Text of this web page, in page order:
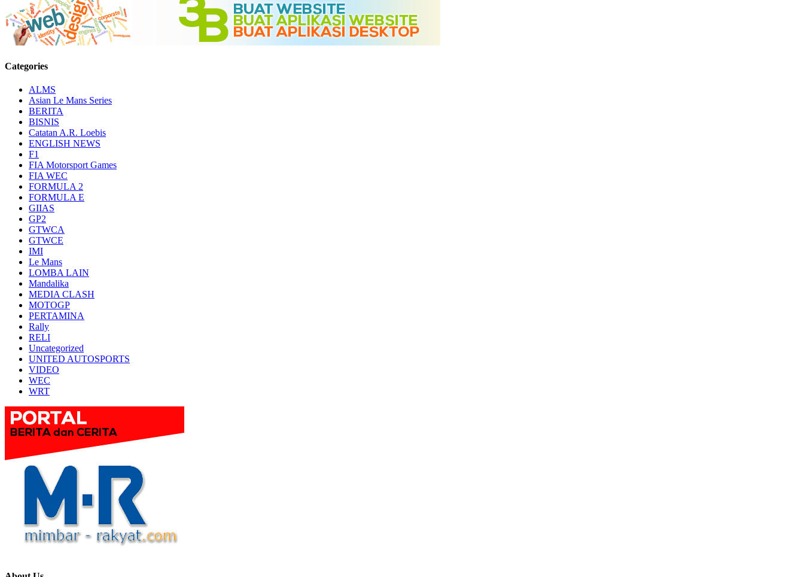
Categories
ALMS
Asian Le Mans Series
BERITA
BISNIS
Catatan A.R. Loebis
ENGLISH NEWS
F1
FIA Motorsport Games
FIA WEC
FORMULA 2
FORMULA E
GIIAS
GP2
GTWCA
GTWCE
IMI
Le Mans
LOMBA LAIN
Mandalika
MEDIA CLASH
MOTOGP
PERTAMINA
Rally
RELI
Uncategorized
UNITED AUTOSPORTS
VIDEO
WEC
WRT